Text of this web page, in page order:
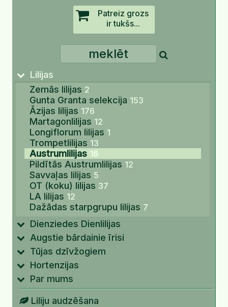
Patreiz grozs
ir tukšs...
Lilijas
Zemās lilijas 2
Gunta Granta selekcija 153
Āzijas lilijas 176
Martagonlilijas 12
Longiflorum lilijas 1
Trompetlilijas 13
Austrumlilijas 16
Pildītās Austrumlilijas 12
Savvaļas lilijas 5
OT (koku) lilijas 37
LA lilijas 12
Dažādas starpgrupu lilijas 7
Dienziedes Dienlilijas
Augstie bārdainie īrisi
Tūjas dzīvžogiem
Hortenzijas
Par mums
Liliju audzēšana